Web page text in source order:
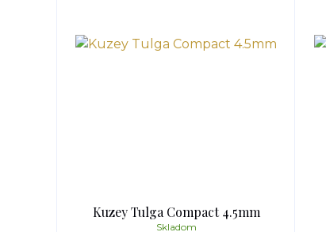
Kuzey Tulga Compact 4.5mm
Skladom